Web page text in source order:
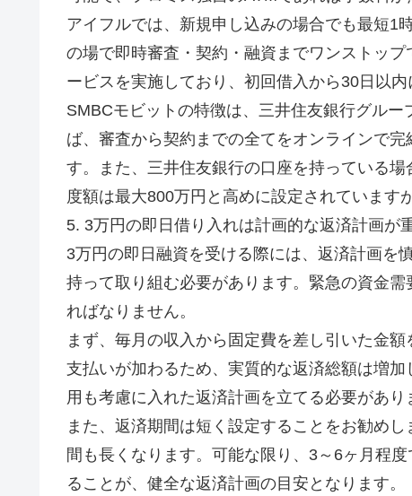
アイフルでは、新規申し込みの場合でも最短1
の場で即時審査・契約・融資までワンストッ
ービスを実施しており、初回借入から30日以内
SMBCモビットの特徴は、三井住友銀行グル
ば、審査から契約までの全てをオンラインで
す。また、三井住友銀行の口座を持っている
度額は最大800万円と高めに設定されています
5. 3万円の即日借り入れは計画的な返済計画が
3万円の即日融資を受ける際には、返済計画を
持って取り組む必要があります。緊急の資金
ればなりません。
まず、毎月の収入から固定費を差し引いた金
支払いが加わるため、実質的な返済総額は増
用も考慮に入れた返済計画を立てる必要があり
また、返済期間は短く設定することをお勧め
間も長くなります。可能な限り、3～6ヶ月程
ることが、健全な返済計画の目安となります。